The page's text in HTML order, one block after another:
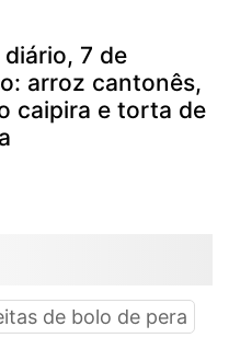
diário, 7 de
arroz cantonês,
caipira e torta de
de bolo de pera